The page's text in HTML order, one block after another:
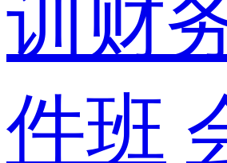
训财
件班